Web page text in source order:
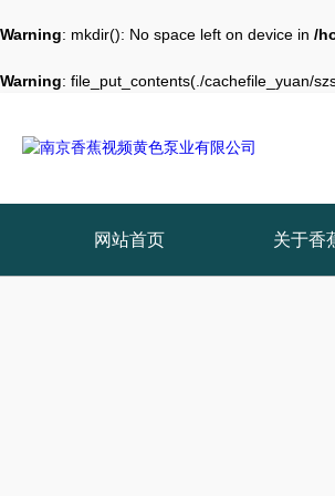
Warning: mkdir(): No space left on device in /
Warning: file_put_contents(./cachefile_yuan/
网站首页 关于香